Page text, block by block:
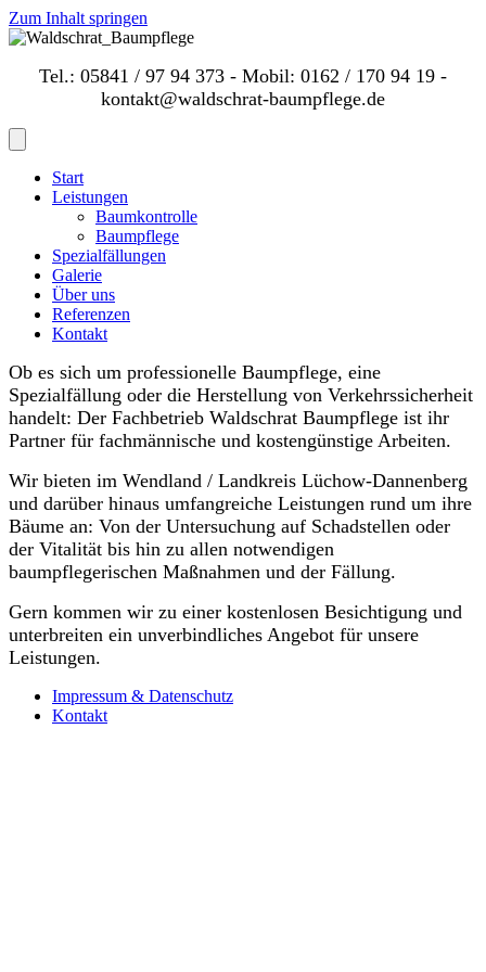
Zum Inhalt springen
Tel.: 05841 / 97 94 373 - Mobil: 0162 / 170 94 19 -
kontakt@waldschrat-baumpflege.de
Start
Leistungen
Baumkontrolle
Baumpflege
Spezialfällungen
Galerie
Über uns
Referenzen
Kontakt
Ob es sich um professionelle Baumpflege, eine
Spezialfällung oder die Herstellung von Verkehrssicherheit
handelt: Der Fachbetrieb Waldschrat Baumpflege ist ihr
Partner für fachmännische und kostengünstige Arbeiten.
Wir bieten im Wendland / Landkreis Lüchow-Dannenberg
und darüber hinaus umfangreiche Leistungen rund um ihre
Bäume an: Von der Untersuchung auf Schadstellen oder
der Vitalität bis hin zu allen notwendigen
baumpflegerischen Maßnahmen und der Fällung.
Gern kommen wir zu einer kostenlosen Besichtigung und
unterbreiten ein unverbindliches Angebot für unsere
Leistungen.
Impressum & Datenschutz
Kontakt